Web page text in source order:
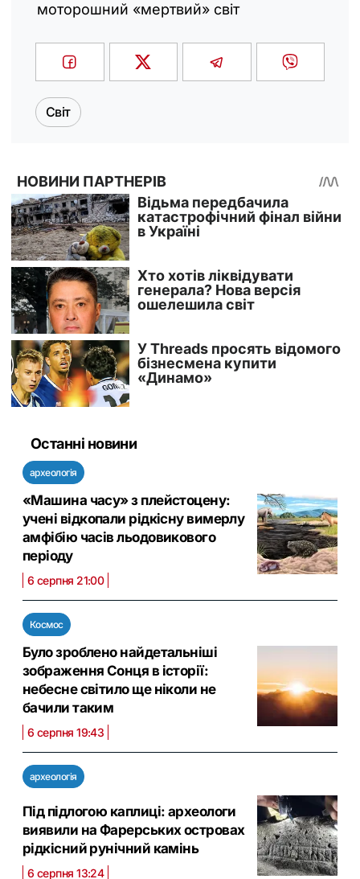
моторошний «мертвий» світ
Світ
Останні новини
археологія
«Машина часу» з плейстоцену:
учені відкопали рідкісну вимерлу
амфібію часів льодовикового
періоду
6 серпня 21:00
Космос
Було зроблено найдетальніші
зображення Сонця в історії:
небесне світило ще ніколи не
бачили таким
6 серпня 19:43
археологія
Під підлогою каплиці: археологи
виявили на Фарерських островах
рідкісний рунічний камінь
6 серпня 13:24